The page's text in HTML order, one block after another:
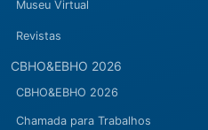
Museu Virtual
Revistas
CBHO&EBHO 2026
CBHO&EBHO 2026
Chamada para Trabalhos